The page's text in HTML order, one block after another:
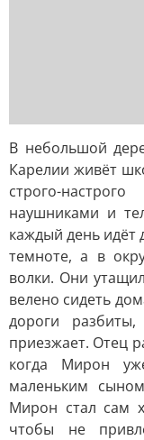
В небольшой
Карелии живёт
строго-
наушниками и
каждый день
темноте, а в
волки. Они
велено сидеть
дороги
приезжает. Отец
когда Мирон
маленьким
Мирон стал сам
чтобы не